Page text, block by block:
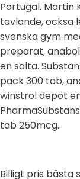
Portugal. Martin
tavlande, ocksa
svenska gym
preparat,
en salta.
pack 300 tab,
winstrol depot
tab 250mcg..
Billigt pris bästa